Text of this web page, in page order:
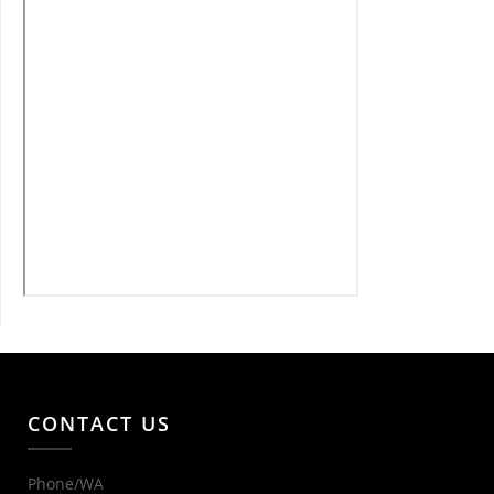
CONTACT US
Phone/WA